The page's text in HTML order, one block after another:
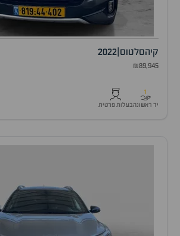
קיהסלטוס 2022
₪89,945
1
יד ראשונהבעלות פרטית